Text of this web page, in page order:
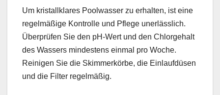
Um kristallklares Poolwasser zu erhalten, ist eine
regelmäßige Kontrolle und Pflege unerlässlich.
Überprüfen Sie den pH-Wert und den Chlorgehalt
des Wassers mindestens einmal pro Woche.
Reinigen Sie die Skimmerkörbe, die Einlaufdüsen
und die Filter regelmäßig.